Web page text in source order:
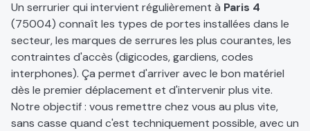
Un serrurier qui intervient régulièrement à Paris 4
(75004) connaît les types de portes installées dans le
secteur, les marques de serrures les plus courantes, les
contraintes d'accès (digicodes, gardiens, codes
interphones). Ça permet d'arriver avec le bon matériel
dès le premier déplacement et d'intervenir plus vite.
Notre objectif : vous remettre chez vous au plus vite,
sans casse quand c'est techniquement possible, avec un